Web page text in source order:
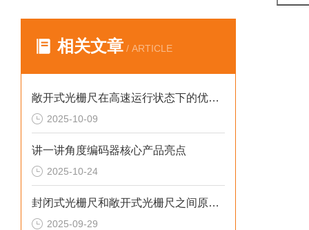
相关文章 / ARTICLE
敞开式光栅尺在高速运行状态下的优势与应用
2025-10-09
讲一讲角度编码器核心产品亮点
2025-10-24
封闭式光栅尺和敞开式光栅尺之间原理区别及应用场合
2025-09-29